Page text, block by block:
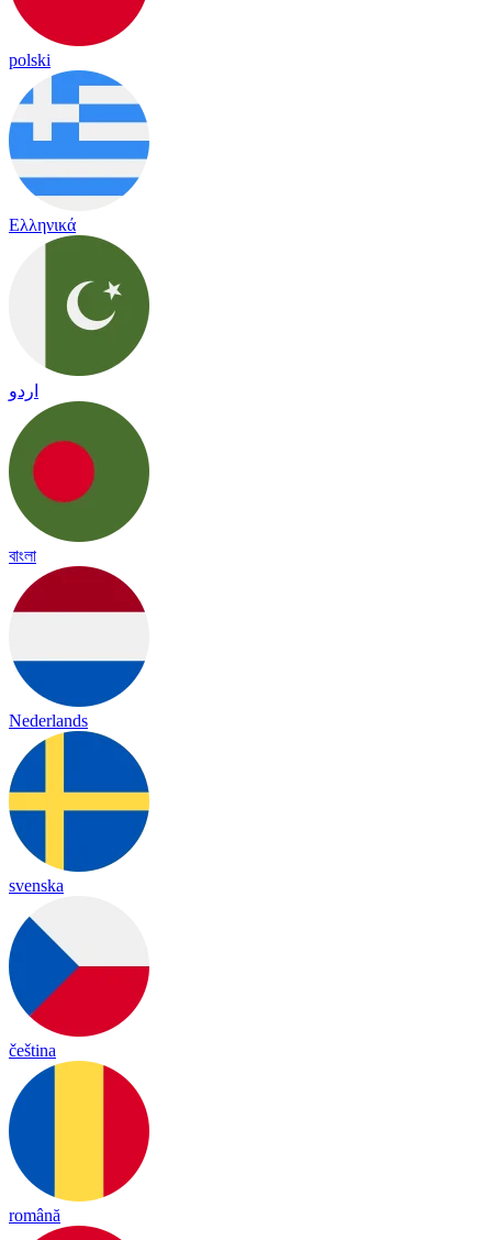
polski
Ελληνικά
اردو
বাংলা
Nederlands
svenska
čeština
română